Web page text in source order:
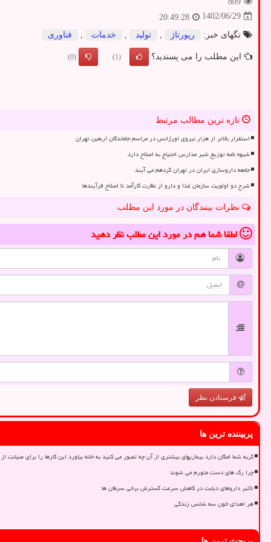
1402/06/29
20:49:28
تگهای خبر:
رپورتاژ تولید خدمات فناوری
این مطلب را می پسندید؟ (1)
(0)
تازه ترین مطالب مرتبط
استقرار بالاتر از هزار نیروی اورژانس در مراسم جاماندگان اربعین تهران
شیوه نامه توزیع شیر مدارس احتیاج به اصلاح دارد
جامعه داروسازی ایران در تهران گردهم می آیند
شرح دو اولویت سازمان غذا و دارو از نظارت کارآمد تا اصلاح فرآیندها
نظرات بینندگان در مورد این مطلب
لطفا شما همدر مورد این مطلبنظر دهید
فرستادن نظر
پربیننده ترین ها
گربه شما امکان دارد بیماریهای بیشتری از آن چه تصور می کنید به خانه بیاورد این کارها را برای صیانت
چرا رگ های دست متورم می شوند
تأثیر داروهای دیابت در کاهش سرعت گسترش برخی سرطان ها
هر اهدای خون سه شانس زندگی